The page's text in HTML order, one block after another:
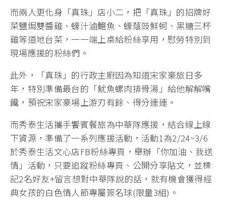
而兩人更化身「真珠」店小二，把「真珠」的招牌好
菜鹽焗雙醬雞、蠔汁滷鲍魚、蠔蔭豉鮮蚵、黑糖三杯
雞等道地台菜，一一端上桌給粉絲享用，慰勞特別到
現場應援的粉絲們。
此外，「真珠」的行政主廚因為知道宋家豪旅日多
年，特別準備最台的「魷魚螺肉排骨湯」給他解解嘴
饞，預祝宋家豪場上游刃有餘、得分連連。
而秀泰生活攜手饗賓餐旅為中華隊應援，結合線上線
下資源，準備了一系列應援活動，活動1為2/24~3/6
於秀泰生活文心店FB粉絲專頁，舉辦「你加油、我送
情」活動，只要追蹤粉絲專頁、公開分享貼文，並標
記2名好友+留言想對中華隊說的話，就有機會獲得經
典女孩的白色情人節專屬簽名球(限量3組)。